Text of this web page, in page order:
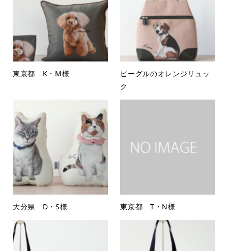
東京都 K・M様
ビーグルのオレンジリュッ
ク
大分県 D・S様 東京都 T・N様